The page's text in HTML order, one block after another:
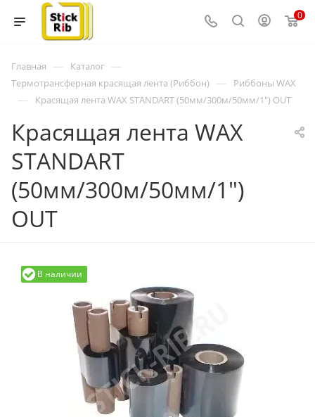
0
Главная — Каталог —
Термотрансферная красящая лента (Риббон) — Риббоны WAX
— Красящая лента WAX STANDART (50мм/300м/50мм/1") OUT
Красящая лента WAX
STANDART
(50мм/300м/50мм/1")
OUT
В наличии